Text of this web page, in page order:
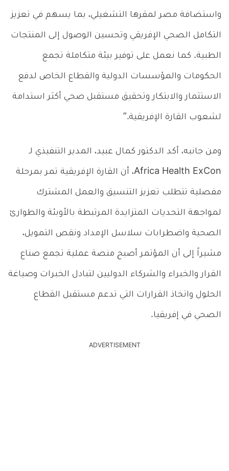
واستضافة مصر لمقرها التشغيلي، بما يسهم في تعزيز
التكامل الصحي الإفريقي وتحسين الوصول إلى المنتجات
الطبية. كما نعمل على توفير بيئة متكاملة تجمع
الحكومات والمؤسسات الدولية والقطاع الخاص لدفع
الاستثمار والابتكار وتحقيق مستقبل صحي أكثر استدامة
لشعوب القارة الإفريقية.”
ومن جانبه، أكد الدكتور كمال عبيد، المدير التنفيذي لـ
Africa Health ExCon، أن القارة الإفريقية تمر بمرحلة
مفصلية تتطلب تعزيز التنسيق والعمل المشترك
لمواجهة التحديات المتزايدة المرتبطة بالأوبئة والطوارئ
الصحية واضطرابات سلاسل الإمداد ونقص التمويل،
مشيراً إلى أن المؤتمر أصبح منصة عملية تجمع صناع
القرار والخبراء والشركاء الدوليين لتبادل الخبرات وصياغة
الحلول واتخاذ القرارات التي تدعم مستقبل القطاع
الصحي في إفريقيا.
ADVERTISEMENT